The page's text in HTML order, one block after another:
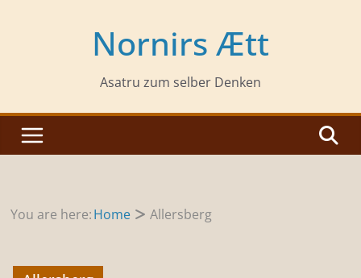
Nornirs Ætt
Asatru zum selber Denken
You are here:Home Allersberg